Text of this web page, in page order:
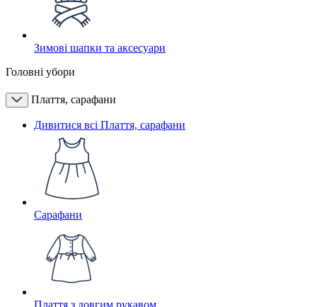
Зимові шапки та аксесуари
Головні убори
Плаття, сарафани
Дивитися всі Плаття, сарафани
Сарафани
Плаття з довгим рукавом